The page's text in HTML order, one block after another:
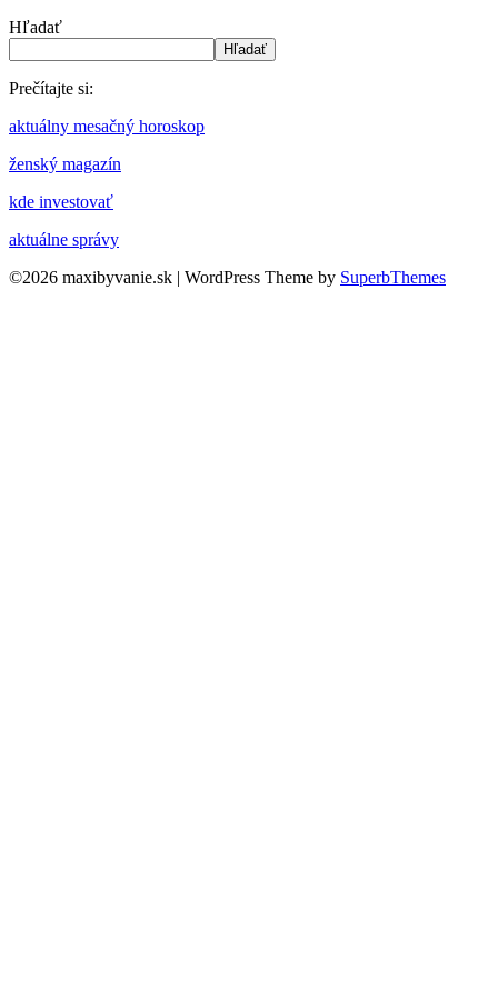
Hľadať
Hľadať
Prečítajte si:
aktuálny mesačný horoskop
ženský magazín
kde investovať
aktuálne správy
©2026 maxibyvanie.sk | WordPress Theme by SuperbThemes